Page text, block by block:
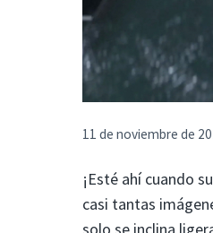
11 de noviembre de
¡Esté ahí cuando
casi tantas